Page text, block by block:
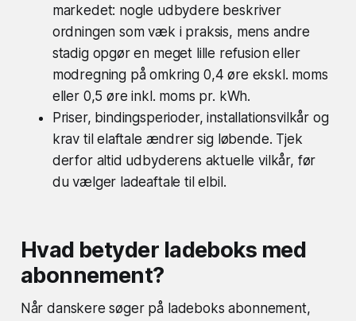
markedet: nogle udbydere beskriver
ordningen som væk i praksis, mens andre
stadig opgør en meget lille refusion eller
modregning på omkring 0,4 øre ekskl. moms
eller 0,5 øre inkl. moms pr. kWh.
Priser, bindingsperioder, installationsvilkår og
krav til elaftale ændrer sig løbende. Tjek
derfor altid udbyderens aktuelle vilkår, før
du vælger ladeaftale til elbil.
Hvad betyder ladeboks med
abonnement?
Når danskere søger på ladeboks abonnement,